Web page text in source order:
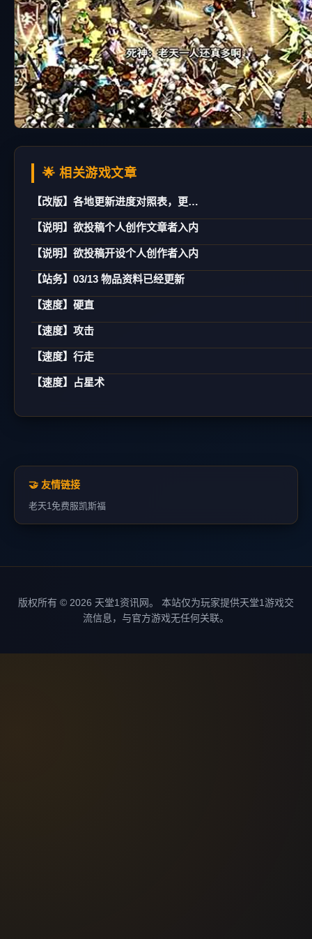
🌟 相关游戏文章
【改版】各地更新进度对照表，更新日期：02/21
【说明】欲投稿个人创作文章者入内
【说明】欲投稿开设个人创作者入内
【站务】03/13 物品资料已经更新
【速度】硬直
【速度】攻击
【速度】行走
【速度】占星术
🤝 友情链接
老天1免费服凯斯福
版权所有 © 2026 天堂1资讯网。 本站仅为玩家提供天堂1游戏交
流信息，与官方游戏无任何关联。